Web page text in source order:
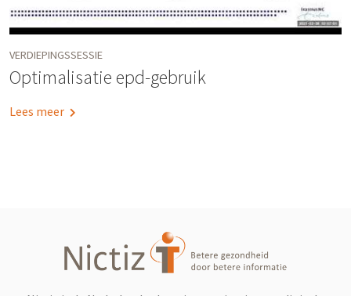
VERDIEPINGSSESSIE
Optimalisatie epd-gebruik
Lees meer